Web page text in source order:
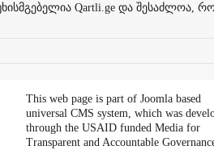
Qartli.ge და შესაძლოა,
This web page is part of Joomla based
universal CMS system, which was
through the USAID funded Media for
Transparent and Accountable